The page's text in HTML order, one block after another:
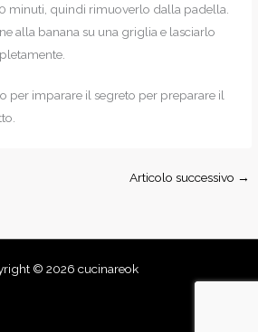
minuti, quindi rimuoverlo dalla padella.
alla banana su una griglia e lasciarlo
per imparare il segreto per preparare il
Articolo successivo →
© 2026 cucinareok